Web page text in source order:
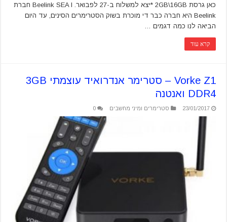
כאן גרסת 2GB\16GB *יצא למשלוח ב-27 לפבואר. Beelink SEA I חברת
Beelink היא חברה כבר די מוכרת בשוק הסטרימרים הסינים, עד היום
הביאה לנו כמה דגמים …
קרא עוד
Vorke Z1 – סטרימר אנדרואיד עוצמתי 3GB
DDR4 ואנטנה
23/01/2017 סטרימרים ומיני מחשבים 0